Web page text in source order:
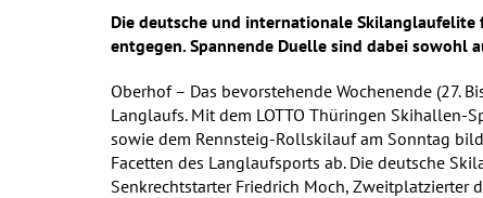
Die deutsche und internationale
entgegen. Spannende Duelle sind dabei sowohl
Oberhof – Das bevorstehende Wochenende (27.
Langlaufs. Mit dem LOTTO Thüringen Skihallen-
sowie dem Rennsteig-Rollskilauf am Sonntag
Facetten des Langlaufsports ab. Die deutsche
Senkrechtstarter Friedrich Moch, Zweitplatzierter